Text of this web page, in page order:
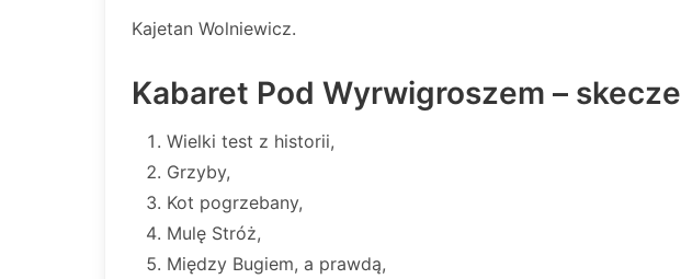
Kajetan Wolniewicz.
Kabaret Pod Wyrwigroszem – skecze
Wielki test z historii,
Grzyby,
Kot pogrzebany,
Mulę Stróż,
Między Bugiem, a prawdą,